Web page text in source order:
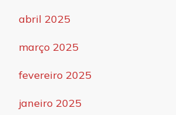
abril 2025
março 2025
fevereiro 2025
janeiro 2025